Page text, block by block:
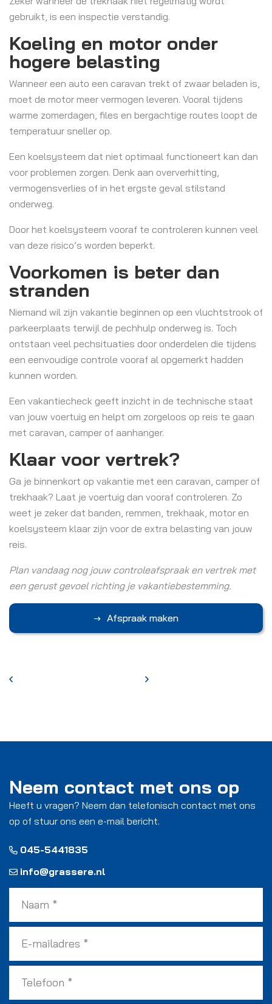
gebruikt, is een inspectie verstandig.
Koeling en motor onder
hogere belasting
Wanneer een auto een caravan trekt of zwaar beladen is,
moet de motor meer vermogen leveren. Vooral tijdens
warme zomerdagen, files en bergachtige routes loopt de
temperatuur sneller op.
Een koelsysteem dat niet optimaal functioneert kan dan
voor problemen zorgen. Denk aan oververhitting,
vermogensverlies of in het ergste geval stilstand
onderweg.
Door het koelsysteem vooraf te controleren kunnen veel
van deze risico’s worden beperkt.
Voorkomen is beter dan
stranden
Niemand wil zijn vakantie beginnen op een vluchtstrook of
parkeerplaats terwijl de pechhulp onderweg is. Toch
ontstaan veel pechsituaties door onderdelen die tijdens
een eenvoudige controle vooraf al opgemerkt hadden
kunnen worden.
Een vakantiecheck geeft inzicht in de technische staat
van jouw voertuig en helpt om zorgeloos op reis te gaan
met caravan, camper of aanhanger.
Klaar voor vertrek?
Ga je binnenkort op vakantie met een caravan, camper of
trekhaak? Laat je voertuig dan vooraf controleren. Zo
weet je zeker dat banden, remmen, trekhaak, motor en
koelsysteem klaar zijn voor de extra belasting van jouw
reis.
Plan vandaag nog jouw controleafspraak en vertrek met
een gerust gevoel richting je vakantiebestemming.
Afspraak maken
Neem contact met ons op
Heeft u vragen? Neem dan telefonisch contact met ons
op of stuur ons een e-mail bericht.
045-5441835
info@grassere.nl